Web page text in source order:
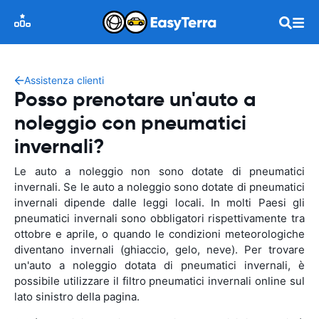
Assistenza clienti
Posso prenotare un'auto a
noleggio con pneumatici
invernali?
Le auto a noleggio non sono dotate di pneumatici
invernali. Se le auto a noleggio sono dotate di pneumatici
invernali dipende dalle leggi locali. In molti Paesi gli
pneumatici invernali sono obbligatori rispettivamente tra
ottobre e aprile, o quando le condizioni meteorologiche
diventano invernali (ghiaccio, gelo, neve). Per trovare
un'auto a noleggio dotata di pneumatici invernali, è
possibile utilizzare il filtro pneumatici invernali online sul
lato sinistro della pagina.